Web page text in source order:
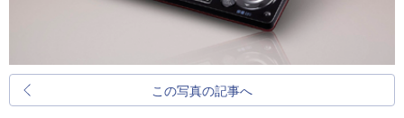
この写真の記事へ